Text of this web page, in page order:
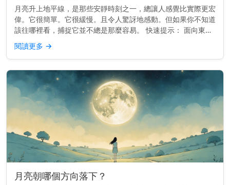
月亮升上地平線，是那些安靜時刻之一，總讓人感覺比實際更宏
偉。它很簡單。它很緩慢。且令人驚訝地感動。但如果你不知道
該往哪裡看，捕捉它並不總是那麼容易。 快速提示： 面向東
方，視野開闊，能看到地平線。較高的地勢或面向開闊天空的海
灘效果最佳。 為...
閱讀更多 →
月亮朝哪個方向落下？